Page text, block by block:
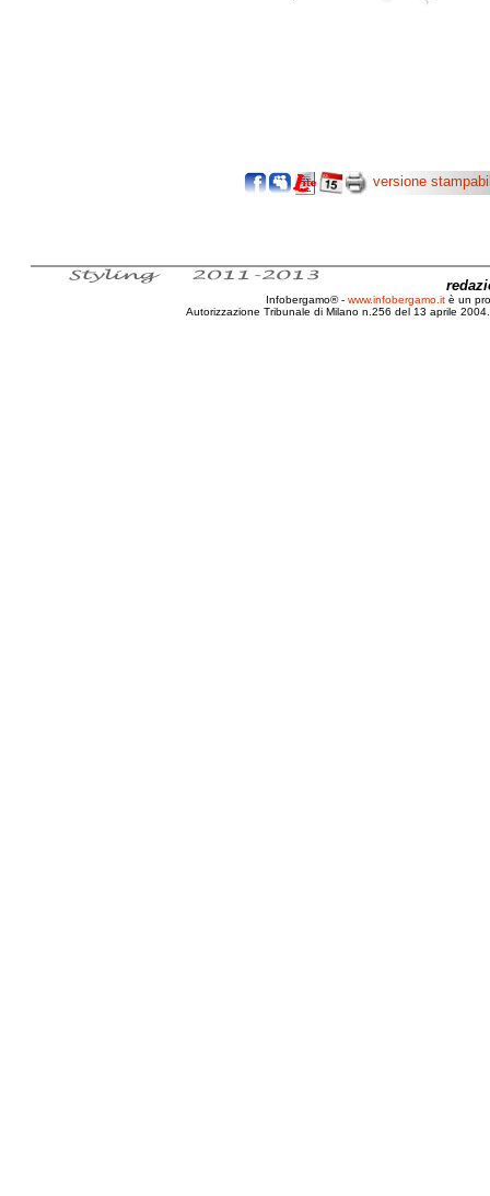
versione
Infobergamo® - www.infobergamo.it è un
Autorizzazione Tribunale di Milano n.256 del 13 aprile